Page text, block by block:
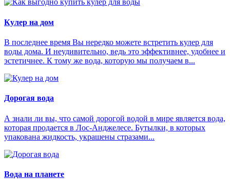
Кулер на дом
В последнее время Вы нередко можете встретить кулер для
воды дома. И неудивительно, ведь это эффективнее, удобнее и
эстетичнее. К тому же вода, которую мы получаем в...
Дорогая вода
А знали ли вы, что самой дорогой водой в мире является вода,
которая продается в Лос-Анджелесе. Бутылки, в которых
упакована жидкость, украшены стразами...
Вода на планете